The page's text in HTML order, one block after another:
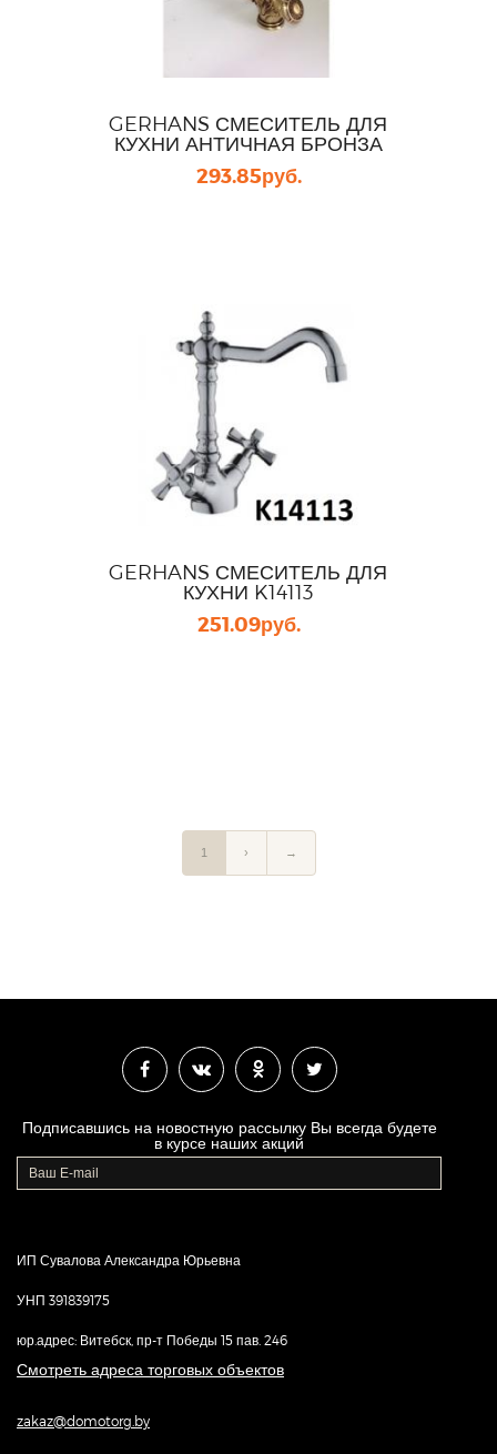
GERHANS СМЕСИТЕЛЬ ДЛЯ
КУХНИ АНТИЧНАЯ БРОНЗА
293.85руб.
GERHANS СМЕСИТЕЛЬ ДЛЯ
КУХНИ K14113
251.09руб.
1 › →
Подписавшись на новостную рассылку Вы всегда будете
в курсе наших акций
ИП Сувалова Александра Юрьевна
УНП 391839175
юр.адрес: Витебск, пр-т Победы 15 пав. 246
Смотреть адреса торговых объектов
zakaz@domotorg.by